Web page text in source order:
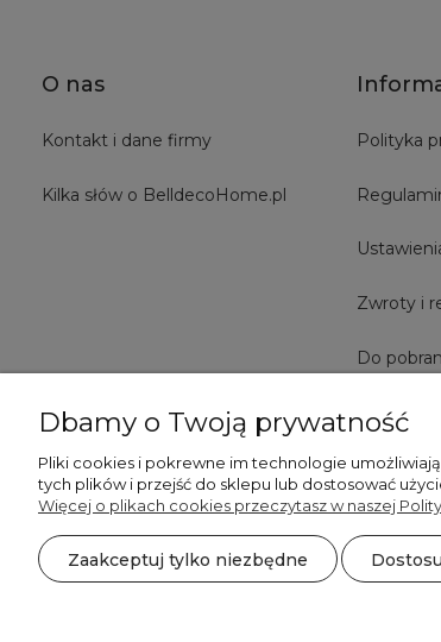
O nas
Kontakt i dane firmy
Kilka słów o BelldecoHome.pl
Polityka
Zwroty i
Do
©2026 Wszelkie Prawa Zastrzeżone |
Dbamy o Twoją prywatność
Pliki cookies i pokrewne im technologie
tych plików i przejść do sklepu lub dostosować
Więcej o plikach cookies przeczytasz w naszej
Zaakceptuj tylko niezbędne